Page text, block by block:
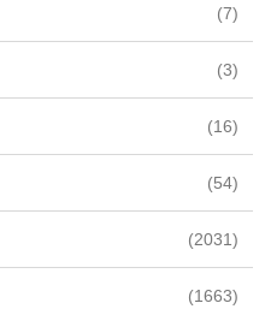
(7)
(3)
(16)
(54)
(2031)
(1663)